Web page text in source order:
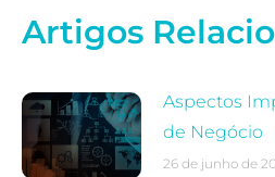
Artigos
Aspectos
de Negócio
26 de junho de